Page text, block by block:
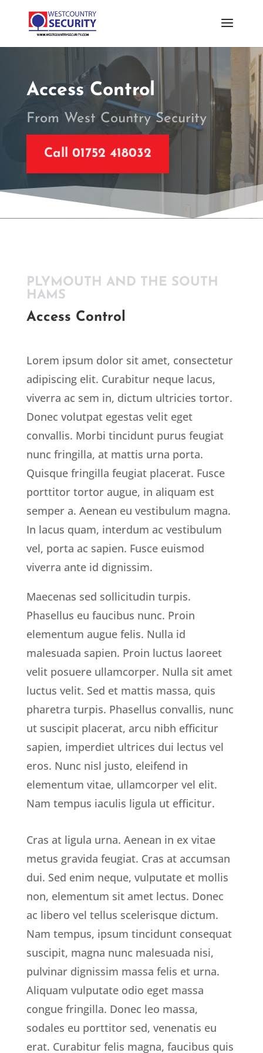
Access Control
From West Country Security
Call 01752 418032
PLYMOUTH AND THE SOUTH
HAMS
Access Control
Lorem ipsum dolor sit amet, consectetur
adipiscing elit. Curabitur neque lacus,
viverra ac sem in, dictum ultricies tortor.
Donec volutpat egestas velit eget
convallis. Morbi tincidunt purus feugiat
nunc fringilla, at mattis urna porta.
Quisque fringilla feugiat placerat. Fusce
porttitor tortor augue, in aliquam est
semper a. Aenean eu vestibulum magna.
In lacus quam, interdum ac vestibulum
vel, porta ac sapien. Fusce euismod
viverra ante id dignissim.
Maecenas sed sollicitudin turpis.
Phasellus eu faucibus nunc. Proin
elementum augue felis. Nulla id
malesuada sapien. Proin luctus laoreet
velit posuere ullamcorper. Nulla sit amet
luctus velit. Sed et mattis massa, quis
pharetra turpis. Phasellus convallis, nunc
ut suscipit placerat, arcu nibh efficitur
sapien, imperdiet ultrices dui lectus vel
eros. Nunc nisl justo, eleifend in
elementum vitae, ullamcorper vel elit.
Nam tempus iaculis ligula ut efficitur.
Cras at ligula urna. Aenean in ex vitae
metus gravida feugiat. Cras at accumsan
dui. Sed enim neque, vulputate et mollis
non, elementum sit amet lectus. Donec
ac libero vel tellus scelerisque dictum.
Nam tempus, ipsum tincidunt consequat
suscipit, magna nunc malesuada nisi,
pulvinar dignissim massa felis et urna.
Aliquam vulputate odio eget massa
congue fringilla. Donec leo massa,
sodales eu porttitor sed, venenatis eu
erat. Curabitur felis magna, faucibus quis